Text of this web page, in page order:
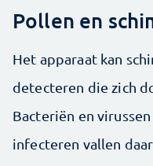
Pollen en
Het apparaat kan
detecteren die zich
Bacteriën en
infecteren vallen